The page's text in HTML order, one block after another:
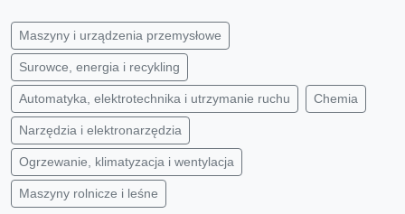
Maszyny i urządzenia przemysłowe
Surowce, energia i recykling
Automatyka, elektrotechnika i utrzymanie ruchu Chemia
Narzędzia i elektronarzędzia
Ogrzewanie, klimatyzacja i wentylacja
Maszyny rolnicze i leśne